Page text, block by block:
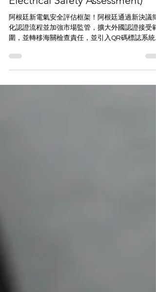
阿根廷推出新的電氣安全符合性
評估框架 (Argentina New
Electrical Safety Assessment)
化認證流程並加強市場監管，擴大外國認證接受範